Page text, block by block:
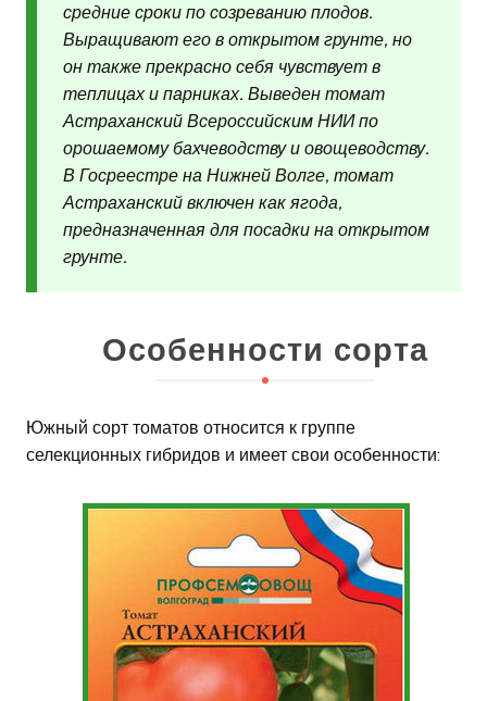
средние сроки по созреванию плодов.
Выращивают его в открытом грунте, но
он также прекрасно себя чувствует в
теплицах и парниках. Выведен томат
Астраханский Всероссийским НИИ по
орошаемому бахчеводству и овощеводству.
В Госреестре на Нижней Волге, томат
Астраханский включен как ягода,
предназначенная для посадки на открытом
грунте.
Особенности сорта
Южный сорт томатов относится к группе
селекционных гибридов и имеет свои особенности: